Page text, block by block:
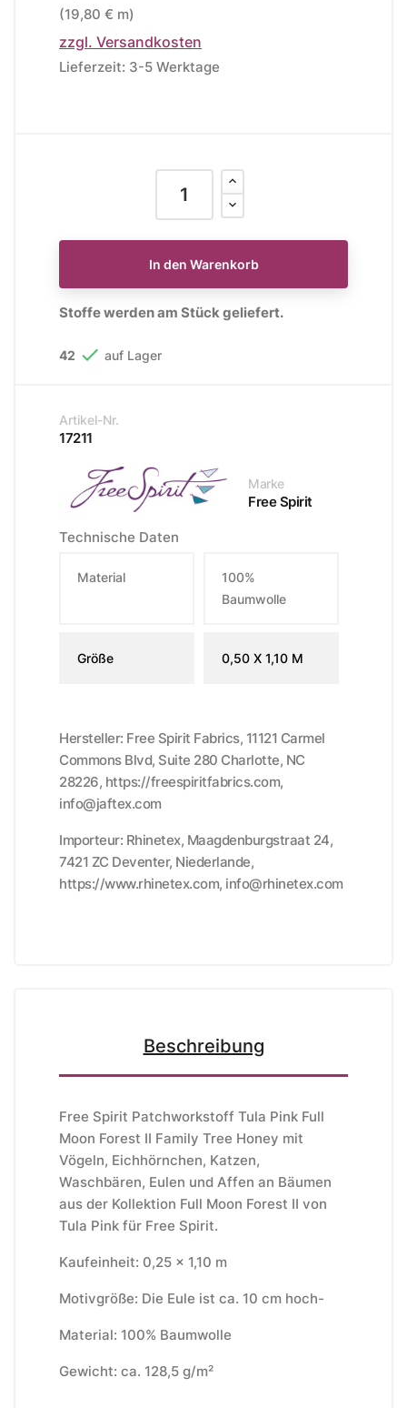
(19,80 € m)
zzgl. Versandkosten
Lieferzeit: 3-5 Werktage
In den Warenkorb
Stoffe werden am Stück geliefert.
42  auf Lager
Artikel-Nr.
17211
Marke
Free Spirit
Technische Daten
Material
100%
Baumwolle
Größe 0,50 X 1,10 M
Hersteller: Free Spirit Fabrics, 11121 Carmel
Commons Blvd, Suite 280 Charlotte, NC
28226, https://freespiritfabrics.com,
info@jaftex.com
Importeur: Rhinetex, Maagdenburgstraat 24,
7421 ZC Deventer, Niederlande,
https://www.rhinetex.com, info@rhinetex.com
Beschreibung
Free Spirit Patchworkstoff Tula Pink Full
Moon Forest II Family Tree Honey mit
Vögeln, Eichhörnchen, Katzen,
Waschbären, Eulen und Affen an Bäumen
aus der Kollektion Full Moon Forest II von
Tula Pink für Free Spirit.
Kaufeinheit: 0,25 x 1,10 m
Motivgröße: Die Eule ist ca. 10 cm hoch-
Material: 100% Baumwolle
Gewicht: ca. 128,5 g/m²